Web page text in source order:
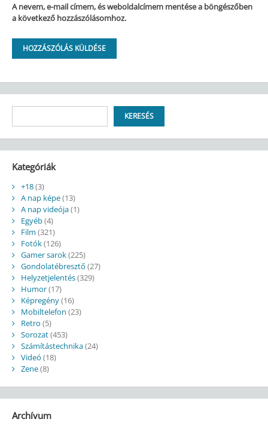
A nevem, e-mail címem, és weboldalcímem mentése a böngészőben
a következő hozzászólásomhoz.
KERESÉS
Kategóriák
+18(3)
A nap képe(13)
A nap videója(1)
Egyéb(4)
Film (321)
Fotók(126)
Gamer sarok(225)
Gondolatébresztő (27)
Helyzetjelentés(329)
Humor(17)
Képregény(16)
Mobiltelefon (23)
Retro (5)
Sorozat(453)
Számítástechnika(24)
Videó (18)
Zene(8)
Archívum